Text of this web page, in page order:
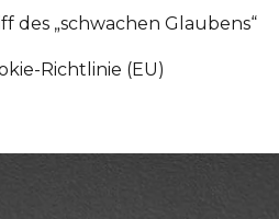
„schwachen Glaubens“
Richtlinie (EU)